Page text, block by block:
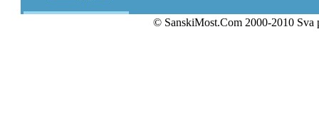
© SanskiMost.Com 2000-2010